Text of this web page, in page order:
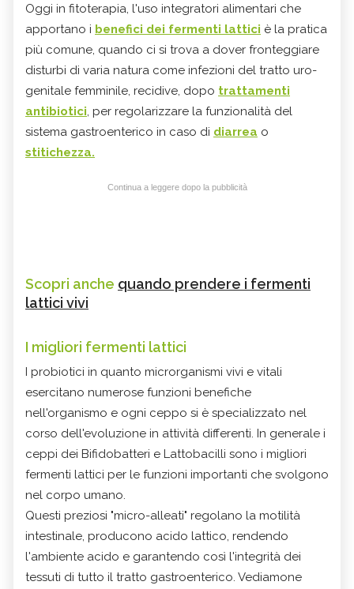
Oggi in fitoterapia, l'uso integratori alimentari che
apportano i benefici dei fermenti lattici è la pratica
più comune, quando ci si trova a dover fronteggiare
disturbi di varia natura come infezioni del tratto uro-
genitale femminile, recidive, dopo trattamenti
antibiotici, per regolarizzare la funzionalità del
sistema gastroenterico in caso di diarrea o
stitichezza.
Continua a leggere dopo la pubblicità
Scopri anche quando prendere i fermenti
lattici vivi
I migliori fermenti lattici
I probiotici in quanto microrganismi vivi e vitali
esercitano numerose funzioni benefiche
nell'organismo e ogni ceppo si è specializzato nel
corso dell'evoluzione in attività differenti. In generale i
ceppi dei Bifidobatteri e Lattobacilli sono i migliori
fermenti lattici per le funzioni importanti che svolgono
nel corpo umano.
Questi preziosi "micro-alleati" regolano la motilità
intestinale, producono acido lattico, rendendo
l'ambiente acido e garantendo così l'integrità dei
tessuti di tutto il tratto gastroenterico. Vediamone